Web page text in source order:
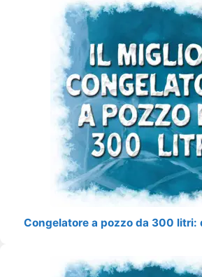
Congelatore a pozzo da 300 litri: